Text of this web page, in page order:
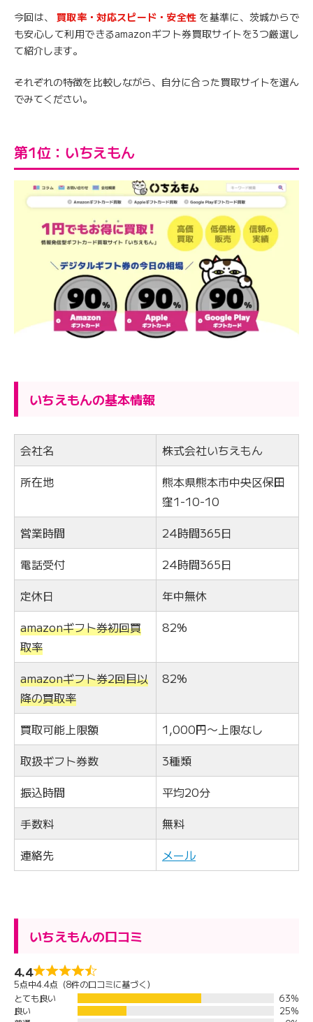
今回は、 買取率・対応スピード・安全性 を基準に、茨城からで
も安心して利用できるamazonギフト券買取サイトを3つ厳選し
て紹介します。
それぞれの特徴を比較しながら、自分に合った買取サイトを選ん
でみてください。
第1位：いちえもん
いちえもんの基本情報
会社名
株式会社いちえもん
所在地
熊本県熊本市中央区保田
窪1-10-10
営業時間
24時間365日
電話受付
24時間365日
定休日
年中無休
amazonギフト券初回買
取率
82%
amazonギフト券2回目以
降の買取率
82%
買取可能上限額
1,000円〜上限なし
取扱ギフト券数
3種類
振込時間
平均20分
手数料
無料
連絡先
メール
いちえもんの口コミ
4.4
5点中4.4点（8件の口コミに基づく）
とても良い
63%
良い
25%